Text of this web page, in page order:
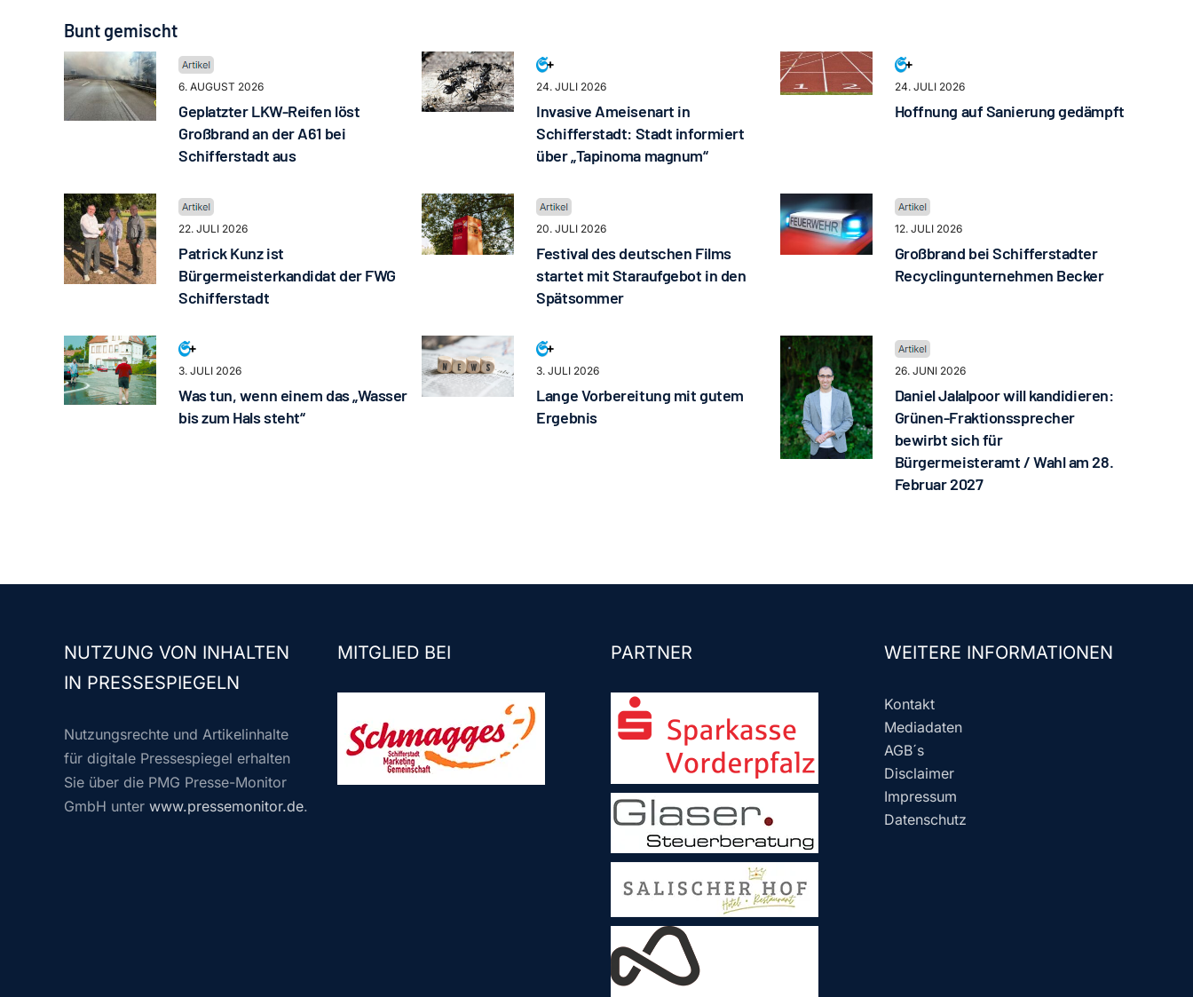
Bunt gemischt
6. AUGUST 2026
Geplatzter LKW-Reifen löst
Großbrand an der A61 bei
Schifferstadt aus
24. JULI 2026
Invasive Ameisenart in
Schifferstadt: Stadt informiert
über „Tapinoma magnum“
24. JULI 2026
Hoffnung auf Sanierung gedämpft
22. JULI 2026
Patrick Kunz ist
Bürgermeisterkandidat der FWG
Schifferstadt
20. JULI 2026
Festival des deutschen Films
startet mit Staraufgebot in den
Spätsommer
12. JULI 2026
Großbrand bei Schifferstadter
Recyclingunternehmen Becker
3. JULI 2026
Was tun, wenn einem das „Wasser
bis zum Hals steht“
3. JULI 2026
Lange Vorbereitung mit gutem
Ergebnis
26. JUNI 2026
Daniel Jalalpoor will kandidieren:
Grünen-Fraktionssprecher
bewirbt sich für
Bürgermeisteramt / Wahl am 28.
Februar 2027
NUTZUNG VON INHALTEN
IN PRESSESPIEGELN
Nutzungsrechte und Artikelinhalte
für digitale Pressespiegel erhalten
Sie über die PMG Presse-Monitor
GmbH unter www.pressemonitor.de.
MITGLIED BEI PARTNER WEITERE INFORMATIONEN
Kontakt
Mediadaten
AGB´s
Disclaimer
Impressum
Datenschutz